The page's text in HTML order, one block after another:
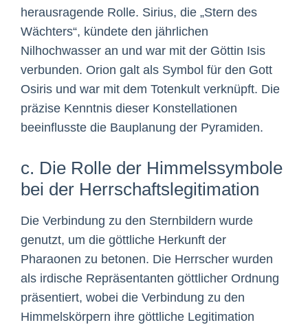
herausragende Rolle. Sirius, die „Stern des
Wächters“, kündete den jährlichen
Nilhochwasser an und war mit der Göttin Isis
verbunden. Orion galt als Symbol für den Gott
Osiris und war mit dem Totenkult verknüpft. Die
präzise Kenntnis dieser Konstellationen
beeinflusste die Bauplanung der Pyramiden.
c. Die Rolle der Himmelssymbole
bei der Herrschaftslegitimation
Die Verbindung zu den Sternbildern wurde
genutzt, um die göttliche Herkunft der
Pharaonen zu betonen. Die Herrscher wurden
als irdische Repräsentanten göttlicher Ordnung
präsentiert, wobei die Verbindung zu den
Himmelskörpern ihre göttliche Legitimation